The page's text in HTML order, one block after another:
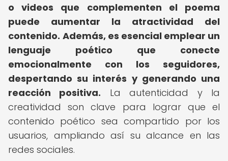
o videos que complementen el poema
puede aumentar la atractividad del
contenido. Además, es esencial emplear un
lenguaje poético que conecte
emocionalmente con los seguidores,
despertando su interés y generando una
reacción positiva. La autenticidad y la
creatividad son clave para lograr que el
contenido poético sea compartido por los
usuarios, ampliando así su alcance en las
redes sociales.